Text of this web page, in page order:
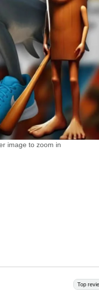
image to zoom in
Top